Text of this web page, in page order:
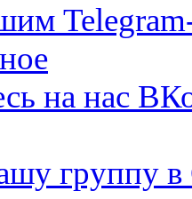
на нас
группу в